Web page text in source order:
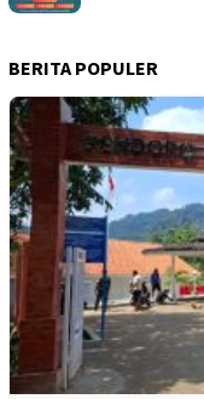
BERITA POPULER